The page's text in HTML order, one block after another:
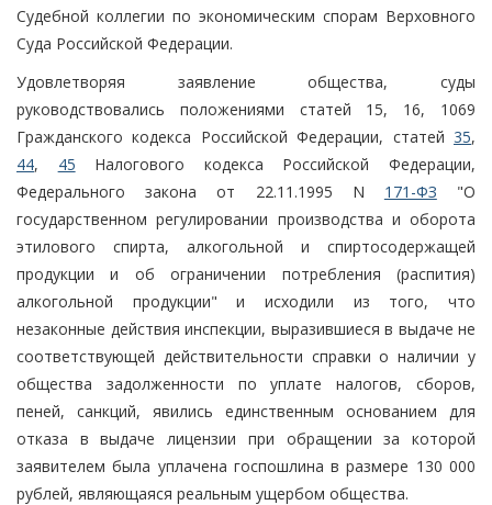
Судебной коллегии по экономическим спорам Верховного
Суда Российской Федерации.
Удовлетворяя заявление общества, суды
руководствовались положениями статей 15, 16, 1069
Гражданского кодекса Российской Федерации, статей 35,
44, 45 Налогового кодекса Российской Федерации,
Федерального закона от 22.11.1995 N 171-ФЗ "О
государственном регулировании производства и оборота
этилового спирта, алкогольной и спиртосодержащей
продукции и об ограничении потребления (распития)
алкогольной продукции" и исходили из того, что
незаконные действия инспекции, выразившиеся в выдаче не
соответствующей действительности справки о наличии у
общества задолженности по уплате налогов, сборов,
пеней, санкций, явились единственным основанием для
отказа в выдаче лицензии при обращении за которой
заявителем была уплачена госпошлина в размере 130 000
рублей, являющаяся реальным ущербом общества.